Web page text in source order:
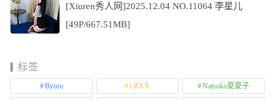
[Xiuren秀人网]2025.12.04 NO.11064 李星儿
[49P/667.51MB]
标签
Byoru LRXX Natsuko夏夏子